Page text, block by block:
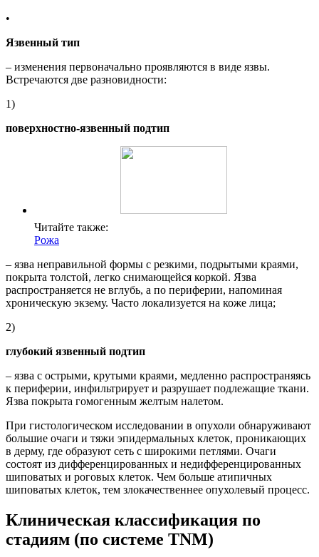
•
Язвенный тип
– изменения первоначально проявляются в виде язвы.
Встречаются две разновидности:
1)
поверхностно-язвенный подтип
Читайте также:
Рожа
– язва неправильной формы с резкими, подрытыми краями,
покрыта толстой, легко снимающейся коркой. Язва
распространяется не вглубь, а по периферии, напоминая
хроническую экзему. Часто локализуется на коже лица;
2)
глубокий язвенный подтип
– язва с острыми, крутыми краями, медленно распространяясь
к периферии, инфильтрирует и разрушает подлежащие ткани.
Язва покрыта гомогенным желтым налетом.
При гистологическом исследовании в опухоли обнаруживают
большие очаги и тяжи эпидермальных клеток, проникающих
в дерму, где образуют сеть с широкими петлями. Очаги
состоят из дифференцированных и недифференцированных
шиповатых и роговых клеток. Чем больше атипичных
шиповатых клеток, тем злокачественнее опухолевый процесс.
Клиническая классификация по
стадиям (по системе TNM)